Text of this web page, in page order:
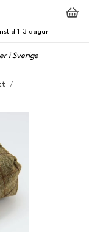
1-3 dagar
i Sverige
/